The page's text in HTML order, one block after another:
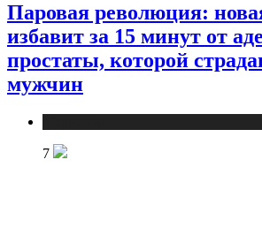
Паровая революция:
избавит за 15 минут от
простаты, которой
мужчин
7